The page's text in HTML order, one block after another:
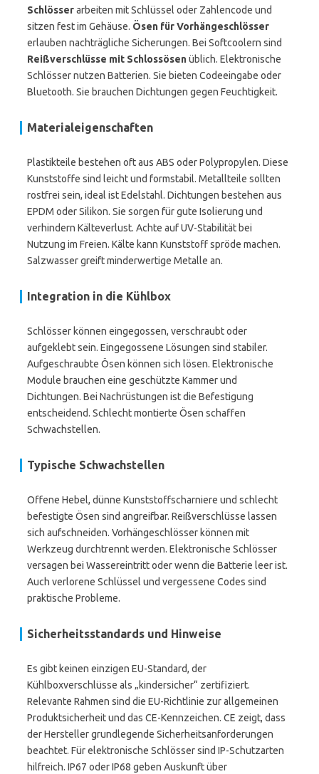
Schlösserarbeiten mit Schlüssel oder Zahlencode und
sitzen fest im Gehäuse. Ösen für Vorhängeschlösser
erlauben nachträgliche Sicherungen. Bei Softcoolern sind
Reißverschlüsse mit Schlossösenüblich. Elektronische
Schlösser nutzen Batterien. Sie bieten Codeeingabe oder
Bluetooth. Sie brauchen Dichtungen gegen Feuchtigkeit.
Materialeigenschaften
Plastikteile bestehen oft aus ABS oder Polypropylen. Diese
Kunststoffe sind leicht und formstabil. Metallteile sollten
rostfrei sein, ideal ist Edelstahl. Dichtungen bestehen aus
EPDM oder Silikon. Sie sorgen für gute Isolierung und
verhindern Kälteverlust. Achte auf UV-Stabilität bei
Nutzung im Freien. Kälte kann Kunststoff spröde machen.
Salzwasser greift minderwertige Metalle an.
Integration in die Kühlbox
Schlösser können eingegossen, verschraubt oder
aufgeklebt sein. Eingegossene Lösungen sind stabiler.
Aufgeschraubte Ösen können sich lösen. Elektronische
Module brauchen eine geschützte Kammer und
Dichtungen. Bei Nachrüstungen ist die Befestigung
entscheidend. Schlecht montierte Ösen schaffen
Schwachstellen.
Typische Schwachstellen
Offene Hebel, dünne Kunststoffscharniere und schlecht
befestigte Ösen sind angreifbar. Reißverschlüsse lassen
sich aufschneiden. Vorhängeschlösser können mit
Werkzeug durchtrennt werden. Elektronische Schlösser
versagen bei Wassereintritt oder wenn die Batterie leer ist.
Auch verlorene Schlüssel und vergessene Codes sind
praktische Probleme.
Sicherheitsstandards und Hinweise
Es gibt keinen einzigen EU-Standard, der
Kühlboxverschlüsse als „kindersicher“ zertifiziert.
Relevante Rahmen sind die EU-Richtlinie zur allgemeinen
Produktsicherheit und das CE-Kennzeichen. CE zeigt, dass
der Hersteller grundlegende Sicherheitsanforderungen
beachtet. Für elektronische Schlösser sind IP-Schutzarten
hilfreich. IP67 oder IP68 geben Auskunft über